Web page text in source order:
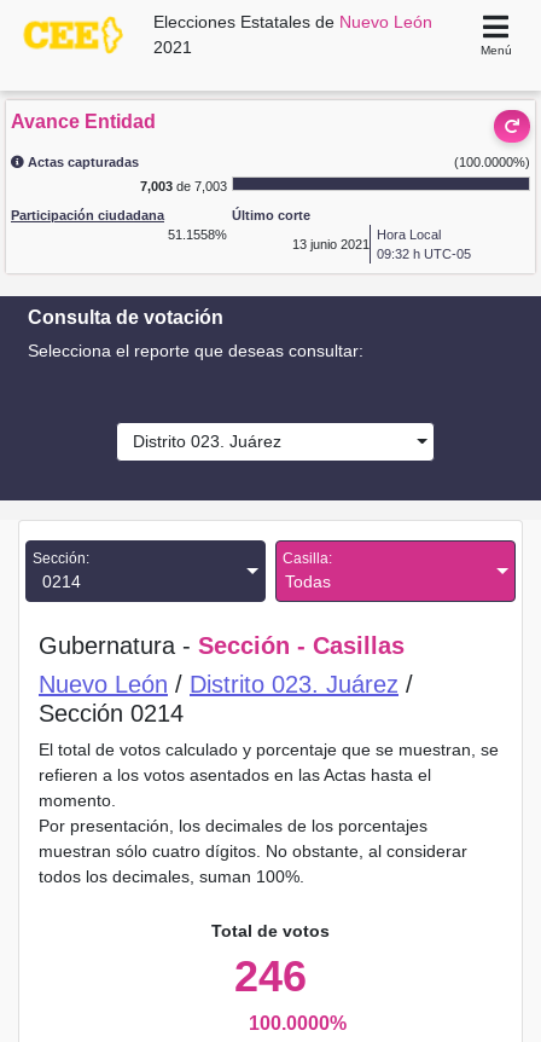
Elecciones Estatales de Nuevo León
2021
Menú
Avance Entidad
Actas capturadas
(100.0000%)
7,003de 7,003
Participación ciudadana
51.1558%
Último corte
13 junio 2021
Hora Local
09:32 h UTC-05
Consulta de votación
Selecciona el reporte que deseas consultar:
Distrito 023. Juárez
Sección:
0214
Casilla:
Todas
Gubernatura - Sección - Casillas
Nuevo León / Distrito 023. Juárez /
Sección 0214
El total de votos calculado y porcentaje que se muestran, se
refieren a los votos asentados en las Actas hasta el
momento.
Por presentación, los decimales de los porcentajes
muestran sólo cuatro dígitos. No obstante, al considerar
todos los decimales, suman 100%.
Total de votos
246
100.0000%